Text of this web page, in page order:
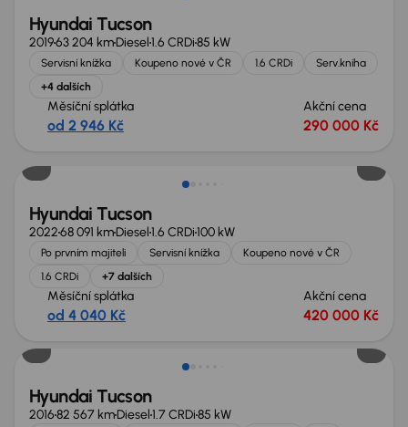
Hyundai Tucson
201963 204 kmDiesel1.6 CRDi85 kW
Servisní knížka Koupeno nové v ČR 1.6 CRDi
Serv.kniha
+4 dalších
Měsíční splátka
od 2 946 Kč
Akční cena
290 000 Kč
Hyundai Tucson
202268 091 kmDiesel1.6 CRDi100 kW
Po prvním majiteli Servisní knížka
Koupeno nové v ČR
1.6 CRDi
+7 dalších
Měsíční splátka
od 4 040 Kč
Akční cena
420 000 Kč
Hyundai Tucson
201682 567 kmDiesel1.7 CRDi85 kW